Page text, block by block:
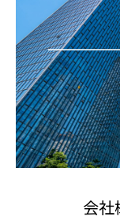
会社